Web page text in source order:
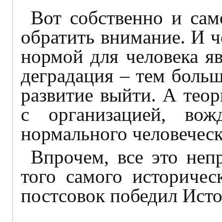
Вот собственно и
обратить внимание. И
нормой для человека
деградация – тем
развитие выйти. А
с организацией,
нормального
Впрочем, все это
того самого
постсовок победил